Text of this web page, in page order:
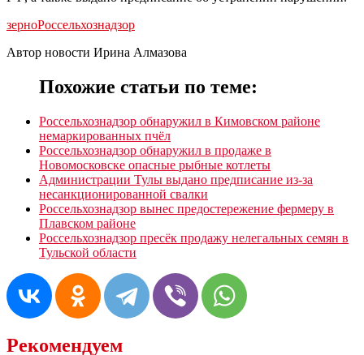
зерноРоссельхознадзор
Автор новости Ирина Алмазова
Похожие статьи по теме:
Россельхознадзор обнаружил в Кимовском районе
немаркированных пчёл
Россельхознадзор обнаружил в продаже в
Новомосковске опасные рыбные котлеты
Администрации Тулы выдано предписание из-за
несанкционированной свалки
Россельхознадзор вынес предостережение фермеру в
Плавском районе
Россельхознадзор пресёк продажу нелегальных семян в
Тульской области
Рекомендуем